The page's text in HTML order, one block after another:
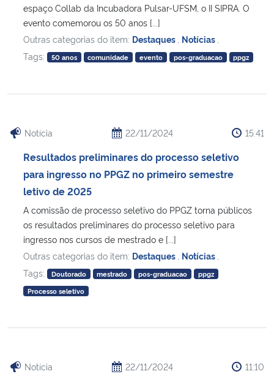
Planalto
espaço Collab da Incubadora Pulsar-UFSM, o II SIPRA. O
evento comemorou os 50 anos [...]
Outras categorias do item: Destaques Notícias
Tags:
50 anos comunidade evento pos-graduacao ppgz
Notícia 22/11/2024 15:41
Resultados preliminares do processo seletivo
para ingresso no PPGZ no primeiro semestre
letivo de 2025
A comissão de processo seletivo do PPGZ torna públicos
os resultados preliminares do processo seletivo para
ingresso nos cursos de mestrado e [...]
Outras categorias do item: Destaques Notícias
Tags:
Doutorado mestrado pos-graduacao
ppgz
Processo seletivo
Notícia 22/11/2024 11:10